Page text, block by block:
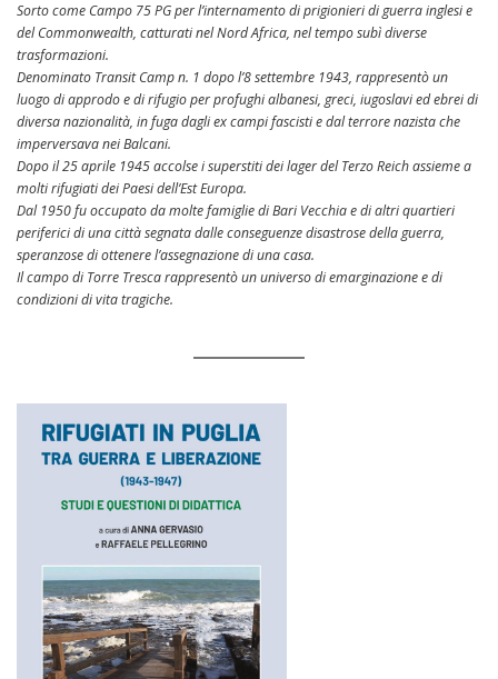
Sorto come Campo 75 PG per l’internamento di prigionieri di guerra inglesi e
del Commonwealth, catturati nel Nord Africa, nel tempo subì diverse
trasformazioni.
Denominato Transit Camp n. 1 dopo l’8 settembre 1943, rappresentò un
luogo di approdo e di rifugio per profughi albanesi, greci, iugoslavi ed ebrei di
diversa nazionalità, in fuga dagli ex campi fascisti e dal terrore nazista che
imperversava nei Balcani.
Dopo il 25 aprile 1945 accolse i superstiti dei lager del Terzo Reich assieme a
molti rifugiati dei Paesi dell’Est Europa.
Dal 1950 fu occupato da molte famiglie di Bari Vecchia e di altri quartieri
periferici di una città segnata dalle conseguenze disastrose della guerra,
speranzose di ottenere l’assegnazione di una casa.
Il campo di Torre Tresca rappresentò un universo di emarginazione e di
condizioni di vita tragiche.